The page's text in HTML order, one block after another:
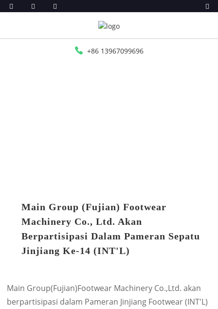
+86 13967099696
Main Group (Fujian) Footwear
Machinery Co., Ltd. Akan
Berpartisipasi Dalam Pameran Sepatu
Jinjiang Ke-14 (INT'L)
Main Group(Fujian)Footwear Machinery Co.,Ltd. akan
berpartisipasi dalam Pameran Jinjiang Footwear (INT'L)